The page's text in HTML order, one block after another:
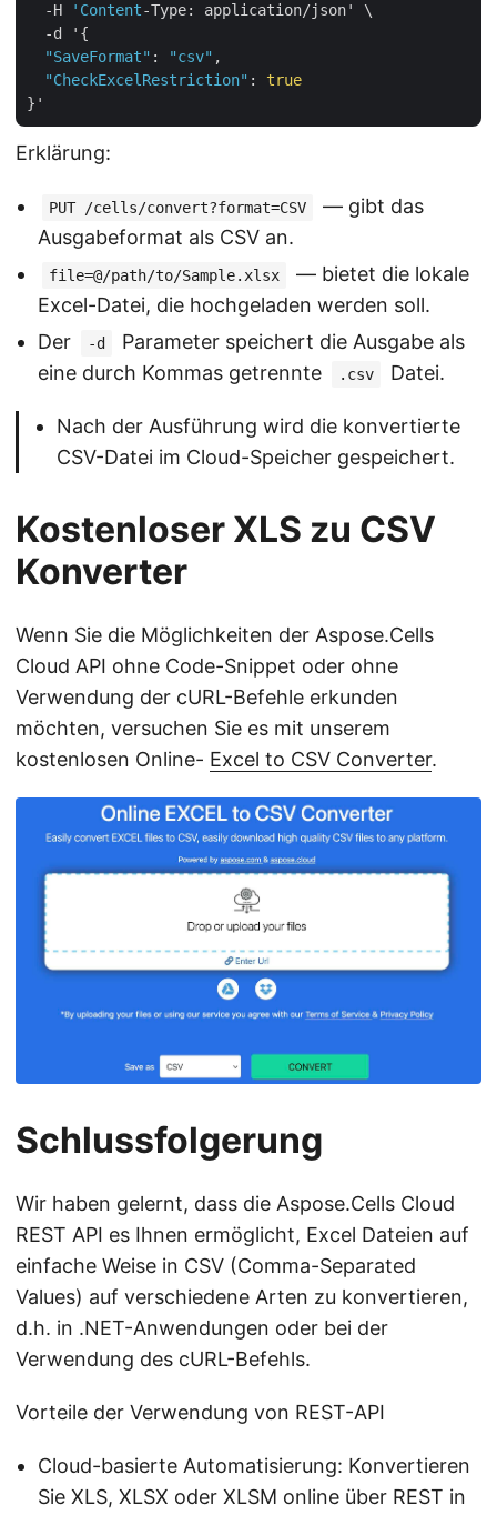
  -H
'Content-Type: application/json' \
  -d '{
"SaveFormat" : "csv" ,
"CheckExcelRestriction" : true
Erklärung:
PUT /cells/convert?format=CSV
— gibt das
Ausgabeformat als CSV an.
file=@/path/to/Sample.xlsx
— bietet die lokale
Excel-Datei, die hochgeladen werden soll.
Der
-d
Parameter speichert die Ausgabe als
eine durch Kommas getrennte
.csv Datei.
Nach der Ausführung wird die konvertierte
CSV-Datei im Cloud-Speicher gespeichert.
Kostenloser XLS zu CSV
Konverter
Wenn Sie die Möglichkeiten der Aspose.Cells
Cloud API ohne Code-Snippet oder ohne
Verwendung der cURL-Befehle erkunden
möchten, versuchen Sie es mit unserem
kostenlosen Online- Excel to CSV Converter.
Schlussfolgerung
Wir haben gelernt, dass die Aspose.Cells Cloud
REST API es Ihnen ermöglicht, Excel Dateien auf
einfache Weise in CSV (Comma-Separated
Values) auf verschiedene Arten zu konvertieren,
d.h. in .NET-Anwendungen oder bei der
Verwendung des cURL-Befehls.
Vorteile der Verwendung von REST-API
Cloud-basierte Automatisierung: Konvertieren
Sie XLS, XLSX oder XLSM online über REST in